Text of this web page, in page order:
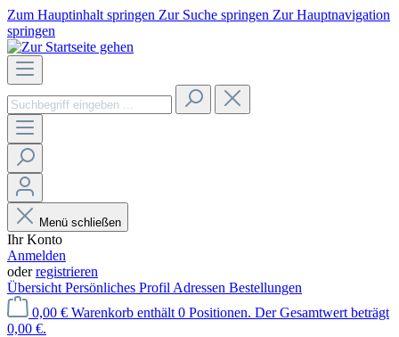
Zum Hauptinhalt springen Zur Suche springen Zur Hauptnavigation
springen
Menü schließen
Ihr Konto
Anmelden
oderregistrieren
Übersicht Persönliches Profil Adressen Bestellungen
0,00 € Warenkorb enthält 0 Positionen. Der Gesamtwert beträgt
0,00 €.